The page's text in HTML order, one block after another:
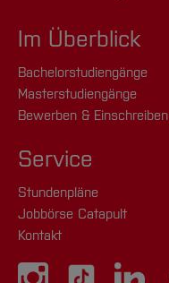
Im Überblick
Bachelorstudiengänge
Masterstudiengänge
Bewerben & Einschreiben
Service
Stundenpläne
Jobbörse Catapult
Kontakt